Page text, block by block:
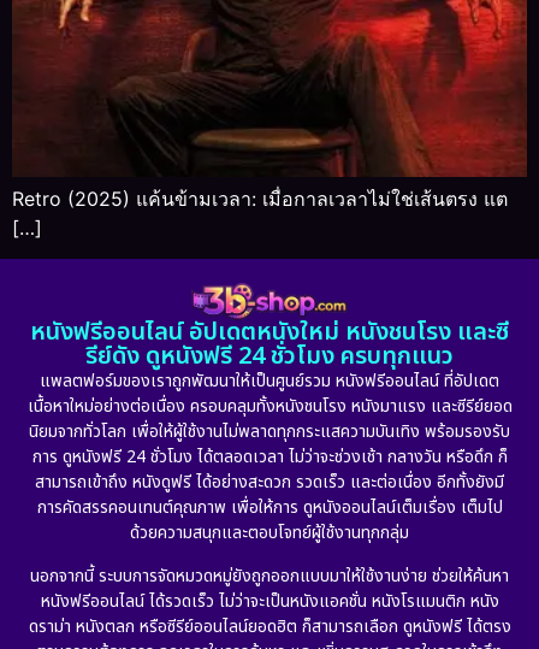
Retro (2025) แค้นข้ามเวลา: เมื่อกาลเวลาไม่ใช่เส้นตรง แต
[…]
หนังฟรีออนไลน์ อัปเดตหนังใหม่ หนังชนโรง และซี
รีย์ดัง ดูหนังฟรี 24 ชั่วโมง ครบทุกแนว
แพลตฟอร์มของเราถูกพัฒนาให้เป็นศูนย์รวม หนังฟรีออนไลน์ ที่อัปเดต
เนื้อหาใหม่อย่างต่อเนื่อง ครอบคลุมทั้งหนังชนโรง หนังมาแรง และซีรีย์ยอด
นิยมจากทั่วโลก เพื่อให้ผู้ใช้งานไม่พลาดทุกกระแสความบันเทิง พร้อมรองรับ
การ ดูหนังฟรี 24 ชั่วโมง ได้ตลอดเวลา ไม่ว่าจะช่วงเช้า กลางวัน หรือดึก ก็
สามารถเข้าถึง หนังดูฟรี ได้อย่างสะดวก รวดเร็ว และต่อเนื่อง อีกทั้งยังมี
การคัดสรรคอนเทนต์คุณภาพ เพื่อให้การ ดูหนังออนไลน์เต็มเรื่อง เต็มไป
ด้วยความสนุกและตอบโจทย์ผู้ใช้งานทุกกลุ่ม
นอกจากนี้ ระบบการจัดหมวดหมู่ยังถูกออกแบบมาให้ใช้งานง่าย ช่วยให้ค้นหา
หนังฟรีออนไลน์ ได้รวดเร็ว ไม่ว่าจะเป็นหนังแอคชั่น หนังโรแมนติก หนัง
ดราม่า หนังตลก หรือซีรีย์ออนไลน์ยอดฮิต ก็สามารถเลือก ดูหนังฟรี ได้ตรง